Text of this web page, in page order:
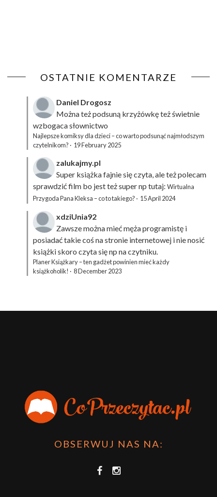
OSTATNIE KOMENTARZE
Daniel Drogosz
Można też podsuną krzyżówkęteż świetnie
wzbogaca słownictwo
Najlepsze komiksy dla dzieci – co warto podsunąć najmłodszym
czytelnikom? · 19 February 2025
zalukajmy.pl
Super książka fajnie się czyta, ale też polecam
sprawdzić film bo jest też super np tutaj: Wirtualna
Przygoda Pana Kleksa – co to takiego? · 15 April 2024
xdziUnia92
Zawsze można mieć męża programistę i
posiadać takie coś na stronie internetowej i nie nosić
książki skoro czyta się np na czytniku.
Planer Książkary – ten gadżet powinien mieć każdy
książkoholik! · 8 December 2023
OBSERWUJ NAS NA: